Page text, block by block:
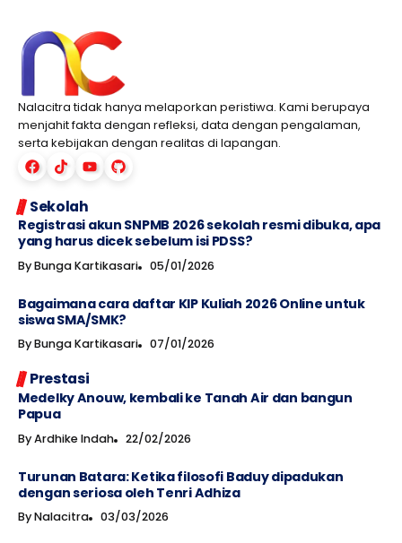
Nalacitra tidak hanya melaporkan peristiwa. Kami berupaya
menjahit fakta dengan refleksi, data dengan pengalaman,
serta kebijakan dengan realitas di lapangan.
Sekolah
Registrasi akun SNPMB 2026 sekolah resmi dibuka, apa
yang harus dicek sebelum isi PDSS?
ByBunga Kartikasari 05/01/2026
Bagaimana cara daftar KIP Kuliah 2026 Online untuk
siswa SMA/SMK?
ByBunga Kartikasari 07/01/2026
Prestasi
Medelky Anouw, kembali ke Tanah Air dan bangun
Papua
ByArdhike Indah 22/02/2026
Turunan Batara: Ketika filosofi Baduy dipadukan
dengan seriosa oleh Tenri Adhiza
ByNalacitra 03/03/2026